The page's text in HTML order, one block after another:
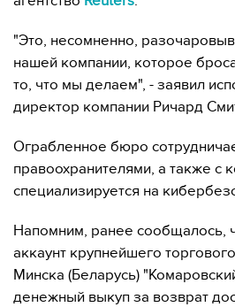
"Это, несомненно,
нашей компании, которое
то, что мы делаем", - заявил
директор компании Ричард
Ограбленное бюро
правоохранителями, а также с
специализируется на
Напомним, ранее сообщалось,
аккаунт крупнейшего
Минска (Беларусь)
денежный выкуп за возврат